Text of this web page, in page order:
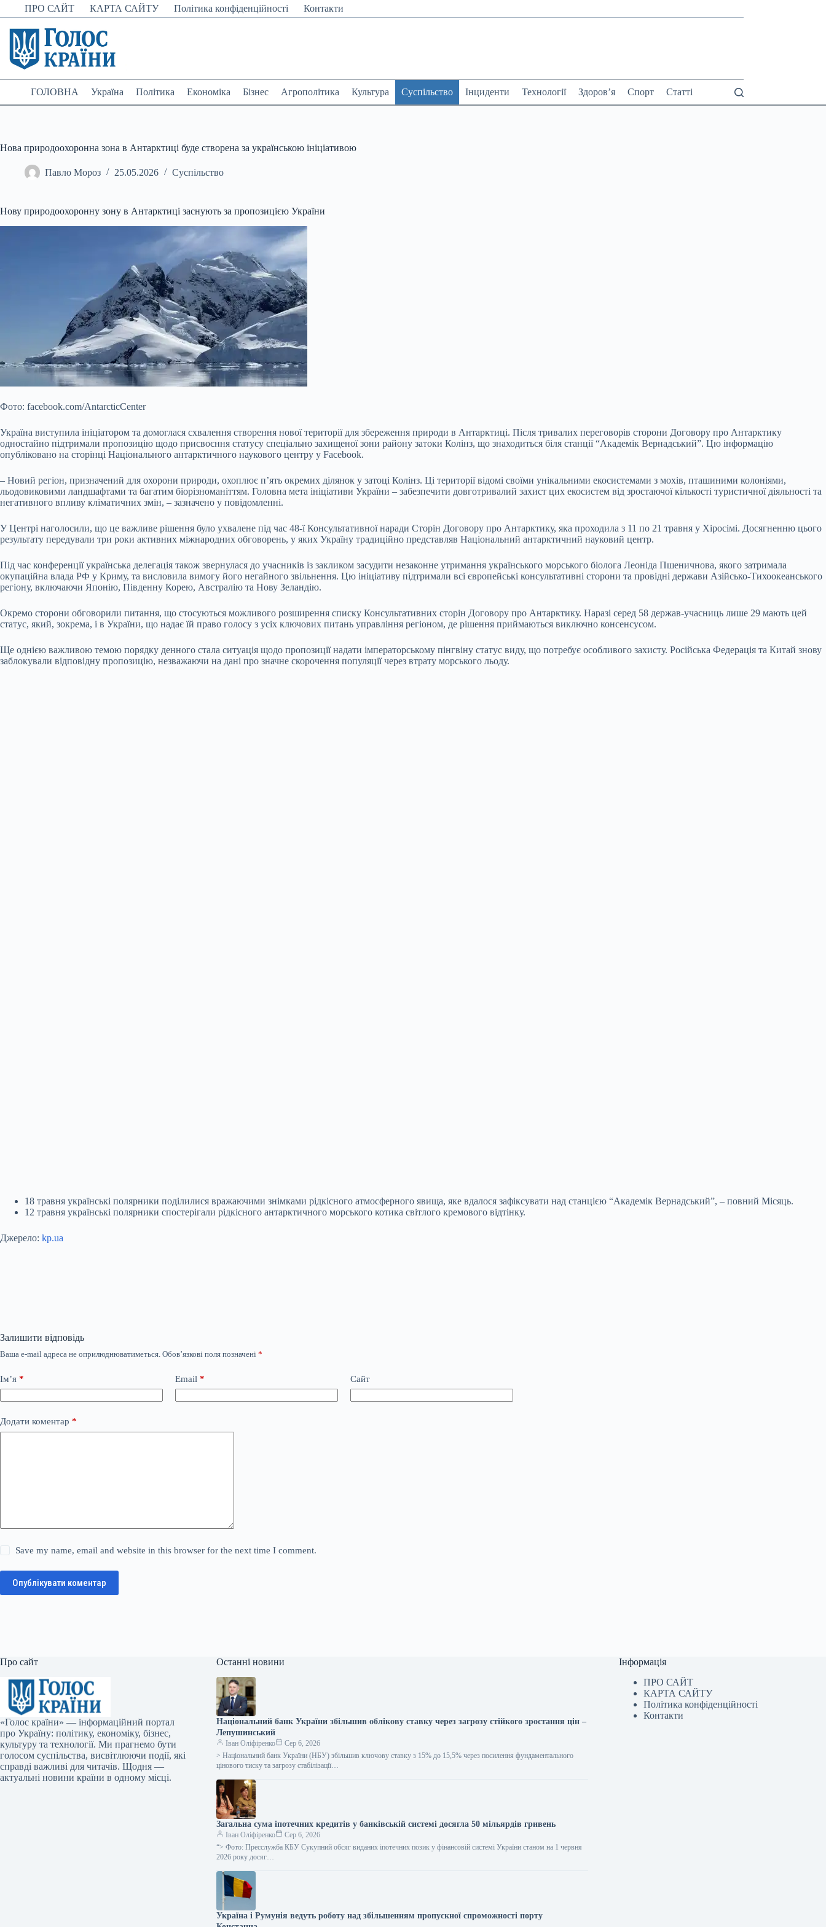
Перейти
до
вмісту
ПРО САЙТ КАРТА САЙТУ Політика конфіденційності Контакти
ГОЛОВНА Україна Політика Економіка Бізнес Агрополітика Культура Суспільство Інциденти Технології Здоров’я Спорт Статті
Нова природоохоронна зона в Антарктиці буде створена за українською ініціативою
Павло Мороз 25.05.2026 Суспільство
Нову природоохоронну зону в Антарктиці заснують за пропозицією України
Фото: facebook.com/AntarcticCenter
Україна виступила ініціатором та домоглася схвалення створення нової території для збереження природи в Антарктиці. Після тривалих переговорів сторони Договору про Антарктику
одностайно підтримали пропозицію щодо присвоєння статусу спеціально захищеної зони району затоки Колінз, що знаходиться біля станції “Академік Вернадський”. Цю інформацію
опубліковано на сторінці Національного антарктичного наукового центру у Facebook.
– Новий регіон, призначений для охорони природи, охоплює п’ять окремих ділянок у затоці Колінз. Ці території відомі своїми унікальними екосистемами з мохів, пташиними колоніями,
льодовиковими ландшафтами та багатим біорізноманіттям. Головна мета ініціативи України – забезпечити довготривалий захист цих екосистем від зростаючої кількості туристичної діяльності та
негативного впливу кліматичних змін, – зазначено у повідомленні.
У Центрі наголосили, що це важливе рішення було ухвалене під час 48-ї Консультативної наради Сторін Договору про Антарктику, яка проходила з 11 по 21 травня у Хіросімі. Досягненню цього
результату передували три роки активних міжнародних обговорень, у яких Україну традиційно представляв Національний антарктичний науковий центр.
Під час конференції українська делегація також звернулася до учасників із закликом засудити незаконне утримання українського морського біолога Леоніда Пшеничнова, якого затримала
окупаційна влада РФ у Криму, та висловила вимогу його негайного звільнення. Цю ініціативу підтримали всі європейські консультативні сторони та провідні держави Азійсько-Тихоокеанського
регіону, включаючи Японію, Південну Корею, Австралію та Нову Зеландію.
Окремо сторони обговорили питання, що стосуються можливого розширення списку Консультативних сторін Договору про Антарктику. Наразі серед 58 держав-учасниць лише 29 мають цей
статус, який, зокрема, і в України, що надає їй право голосу з усіх ключових питань управління регіоном, де рішення приймаються виключно консенсусом.
Ще однією важливою темою порядку денного стала ситуація щодо пропозиції надати імператорському пінгвіну статус виду, що потребує особливого захисту. Російська Федерація та Китай знову
заблокували відповідну пропозицію, незважаючи на дані про значне скорочення популяції через втрату морського льоду.
18 травня українські полярники поділилися вражаючими знімками рідкісного атмосферного явища, яке вдалося зафіксувати над станцією “Академік Вернадський”, – повний Місяць.
12 травня українські полярники спостерігали рідкісного антарктичного морського котика світлого кремового відтінку.
Джерело: kp.ua
Залишити відповідь
Ваша e-mail адреса не оприлюднюватиметься. Обов’язкові поля позначені *
Ім’я * Email * Сайт
Додати коментар *
Save my name, email and website in this browser for the next time I comment.
Опублікувати коментар
Про сайт
«Голос країни» — інформаційний портал
про Україну: політику, економіку, бізнес,
культуру та технології. Ми прагнемо бути
голосом суспільства, висвітлюючи події, які
справді важливі для читачів. Щодня —
актуальні новини країни в одному місці.
Останні новини
Національний банк України збільшив облікову ставку через загрозу стійкого зростання цін –
Лепушинський
Іван Оліфіренко
Сер 6, 2026
> Національний банк України (НБУ) збільшив ключову ставку з 15% до 15,5% через посилення фундаментального
цінового тиску та загрозу стабілізації…
Загальна сума іпотечних кредитів у банківській системі досягла 50 мільярдів гривень
Іван Оліфіренко
Сер 6, 2026
“> Фото: Пресслужба КБУ Сукупний обсяг виданих іпотечних позик у фінансовій системі України станом на 1 червня
2026 року досяг…
Україна і Румунія ведуть роботу над збільшенням пропускної спроможності порту
Інформація
ПРО САЙТ
КАРТА САЙТУ
Політика конфіденційності
Контакти